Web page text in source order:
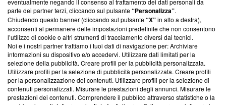
Su di noi
Team editoriale
Corporate
Redazione
Informativa Privacy
Cookie Policy
eventualmente negando il consenso al trattamento dei dati personali da
parte dei partner terzi, cliccando sul pulsante“Personalizza”.
Chiudendo questo banner (cliccando sul pulsante“X”in alto a destra),
acconsenti al permanere delle impostazioni predefinite che non consentono
l’utilizzo di cookie o altri strumenti di tracciamento diversi dai tecnici.
Noi e i nostri partner trattiamo i tuoi dati di navigazione per: Archiviare
informazioni su dispositivo e/o accedervi. Utilizzare dati limitati per la
selezione della pubblicità. Creare profili per la pubblicità personalizzata.
Utilizzare profili per la selezione di pubblicità personalizzata. Creare profili
per la personalizzazione dei contenuti. Utilizzare profili per la selezione di
contenuti personalizzati. Misurare le prestazioni degli annunci. Misurare le
prestazioni dei contenuti. Comprendere il pubblico attraverso statistiche o la